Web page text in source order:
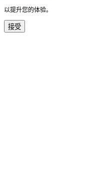
以提升您的体验。
接受